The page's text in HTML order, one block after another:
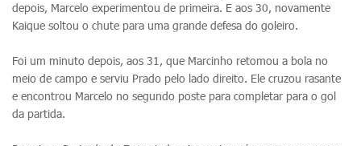
depois, Marcelo experimentou de primeira. E aos 30, novamente
Kaique soltou o chute para uma grande defesa do goleiro.
Foi um minuto depois, aos 31, que Marcinho retomou a bola no
meio de campo e serviu Prado pelo lado direito. Ele cruzou rasante
e encontrou Marcelo no segundo poste para completar para o gol
da partida.